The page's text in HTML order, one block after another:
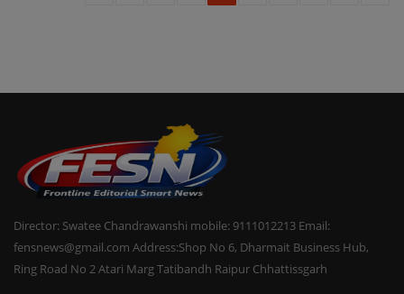
Director: Swatee Chandrawanshi mobile: 9111012213 Email:
fensnews@gmail.com Address:Shop No 6, Dharmait Business Hub,
Ring Road No 2 Atari Marg Tatibandh Raipur Chhattissgarh